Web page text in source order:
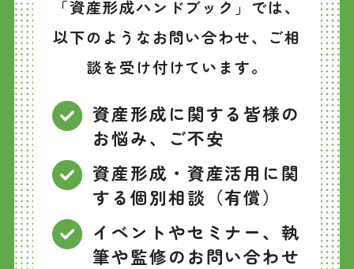
「資産形成ハンドブック」では、
以下のようなお問い合わせ、ご相
談を受け付けています。
資産形成に関する皆様の
お悩み、ご不安
資産形成・資産活用に関
する個別相談（有償）
イベントやセミナー、執
筆や監修のお問い合わせ